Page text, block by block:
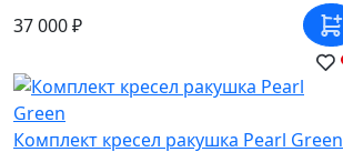
37 000 ₽
Комплект кресел ракушка Pearl Green